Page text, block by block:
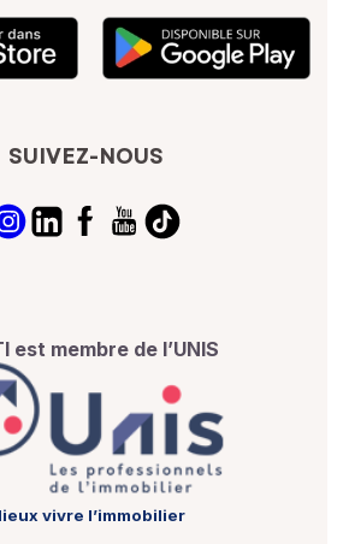
SUIVEZ-NOUS
est membre de l’UNIS
vivre l’immobilier